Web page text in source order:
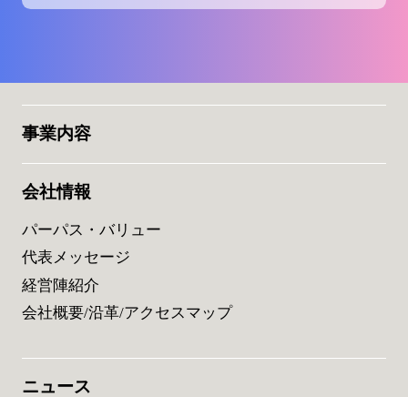
事業内容
会社情報
パーパス・バリュー
代表メッセージ
経営陣紹介
会社概要/沿革/アクセスマップ
ニュース